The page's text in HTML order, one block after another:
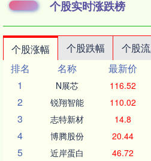
个股实时涨跌榜
个股涨幅 个股跌幅 个股
排名
名称 最新价
1
N展芯 116.52
2 锐翔智能 110.02
3 志特新材 14.8
4 博腾股份 20.44
5 近岸蛋白 46.72